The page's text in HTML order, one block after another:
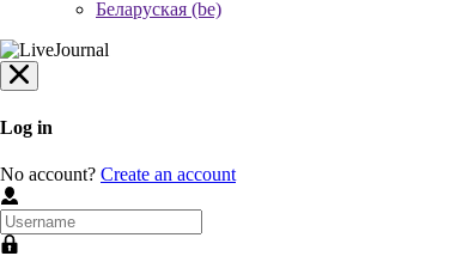
Беларуская (be)
Log in
No account? Create an account